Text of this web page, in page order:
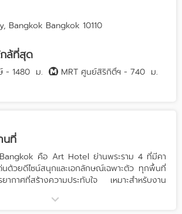
Bangkok Bangkok 10110
ล้ที่สุด
- 1480 ม. MRT ศูนย์สิริกิติ์ฯ - 740 ม.
นที่
คือ Art Hotel ย่านพระราม 4 ที่มีคา
นด้วยดีไซน์สนุกและเอกลักษณ์เฉพาะตัว ทุกพื้นที่
ากาศที่สร้างความประทับใจ เหมาะสำหรับงาน
องรับงานหลากหลายรูปแบบ